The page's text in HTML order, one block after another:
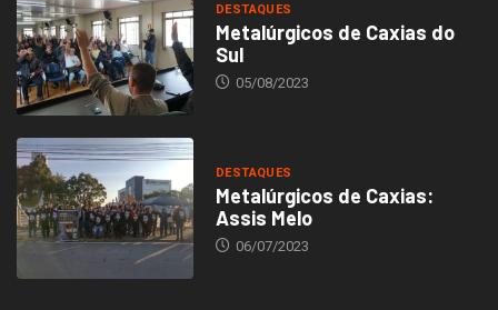
DESTAQUES
Metalúrgicos de Caxias do
Sul
05/08/2023
DESTAQUES
Metalúrgicos de Caxias:
Assis Melo
06/07/2023